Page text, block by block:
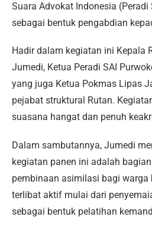
Suara Advokat Indonesia (Peradi
sebagai bentuk pengabdian
Hadir dalam kegiatan ini Kepala
Jumedi, Ketua Peradi SAI
yang juga Ketua Pokmas Lipas
pejabat struktural Rutan.
suasana hangat dan penuh
Dalam sambutannya, Jumedi
kegiatan panen ini adalah
pembinaan asimilasi bagi warga
terlibat aktif mulai dari
sebagai bentuk pelatihan